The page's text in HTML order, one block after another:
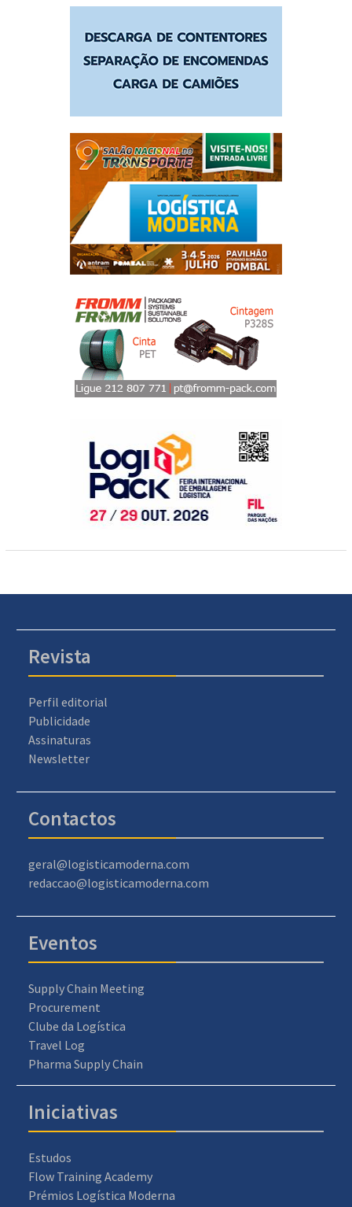
Revista
Perfil editorial
Publicidade
Assinaturas
Newsletter
Contactos
geral@logisticamoderna.com
redaccao@logisticamoderna.com
Eventos
Supply Chain Meeting
Procurement
Clube da Logística
Travel Log
Pharma Supply Chain
Iniciativas
Estudos
Flow Training Academy
Prémios Logística Moderna